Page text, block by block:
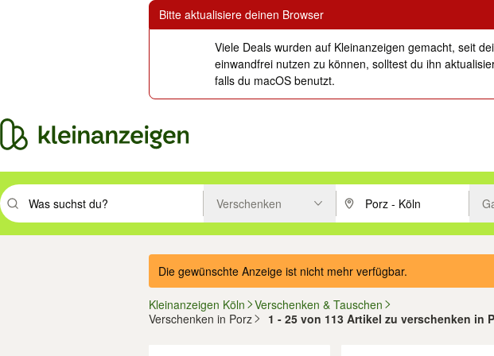
Bitte aktualisiere deinen Browser
Viele Deals wurden auf Kleinanzeigen gemacht, seit
einwandfrei nutzen zu können, solltest du ihn
falls du macOS benutzt.
Suchbegriff eingeben. Eingabetaste drücken um zu suchen, oder Vorschläge mit den Pfeiltasten
Verschenken PLZ oder Ort eingeben.
Die gewünschte Anzeige ist nicht mehr verfügbar.
Kleinanzeigen Köln
Verschenken & Tauschen
Verschenken in Porz
1 - 25 von 113 Artikel zu verschenken in